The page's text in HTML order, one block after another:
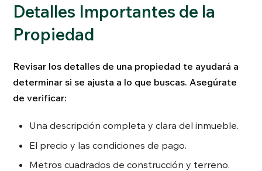
Detalles Importantes de la
Propiedad
Revisar los detalles de una propiedad te ayudará a
determinar si se ajusta a lo que buscas. Asegúrate
de verificar:
Una descripción completa y clara del inmueble.
El precio y las condiciones de pago.
Metros cuadrados de construcción y terreno.